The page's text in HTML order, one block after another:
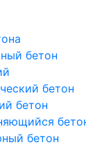
бетон
бетон
бетон
бетон